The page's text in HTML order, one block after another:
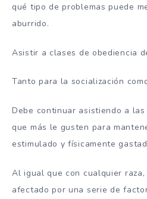
qué tipo de problemas puede
aburrido.
Asistir a clases de obediencia
Tanto para la socialización
Debe continuar asistiendo a
que más le gusten para
estimulado y físicamente
Al igual que con cualquier
afectado por una serie de